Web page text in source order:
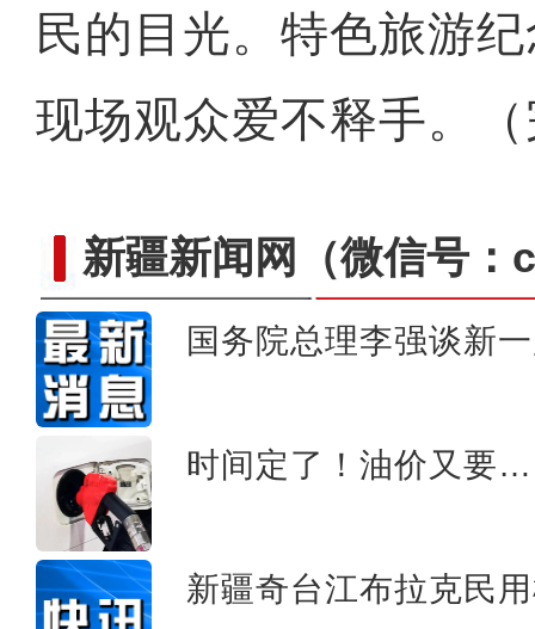
民的目光。特色旅游
现场观众爱不释手。
新疆新闻网 （微信号
国务院总理李强谈新
时间定了！油价又要
新疆奇台江布拉克民